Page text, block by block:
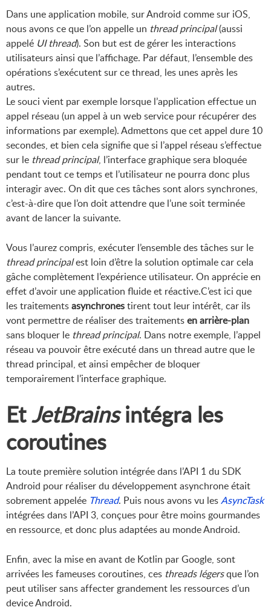
Dans une application mobile, sur Android comme sur iOS,
nous avons ce que l’on appelle un thread principal(aussi
appelé UI thread). Son but est de gérer les interactions
utilisateurs ainsi que l’affichage. Par défaut, l’ensemble des
opérations s’exécutent sur ce thread, les unes après les
autres.
Le souci vient par exemple lorsque l’application effectue un
appel réseau (un appel à un web service pour récupérer des
informations par exemple). Admettons que cet appel dure 10
secondes, et bien cela signifie que si l’appel réseau s’effectue
sur le thread principal, l’interface graphique sera bloquée
pendant tout ce temps et l’utilisateur ne pourra donc plus
interagir avec. On dit que ces tâches sont alors synchrones,
c’est-à-dire que l’on doit attendre que l’une soit terminée
avant de lancer la suivante.
Vous l’aurez compris, exécuter l’ensemble des tâches sur le
thread principalest loin d’être la solution optimale car cela
gâche complètement l’expérience utilisateur. On apprécie en
effet d’avoir une application fluide et réactive.C’est ici que
les traitementsasynchronestirent tout leur intérêt, car ils
vont permettre de réaliser des traitementsen arrière-plan
sans bloquer le thread principal. Dans notre exemple, l’appel
réseau va pouvoir être exécuté dans un thread autre que le
thread principal, et ainsi empêcher de bloquer
temporairement l’interface graphique.
EtJetBrainsintégra les
coroutines
La toute première solution intégrée dans l’API 1 du SDK
Android pour réaliser du développement asynchrone était
sobrement appelée Thread. Puis nous avons vu lesAsyncTask
intégrées dans l’API 3, conçues pour être moins gourmandes
en ressource, et donc plus adaptées au monde Android.
Enfin, avec la mise en avant de Kotlin par Google, sont
arrivées les fameuses coroutines, ces threads légersque l’on
peut utiliser sans affecter grandement les ressources d’un
device Android.